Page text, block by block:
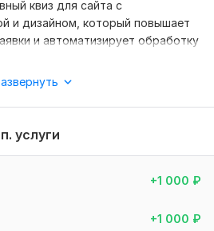
квиз для сайта с
и дизайном, который повышает
и автоматизирует обработку
нуля на чистом коде:
PHP.
решений, что позволяет
вопросов и вариантов ответов
услуги
+1 000 ₽
+1 000 ₽